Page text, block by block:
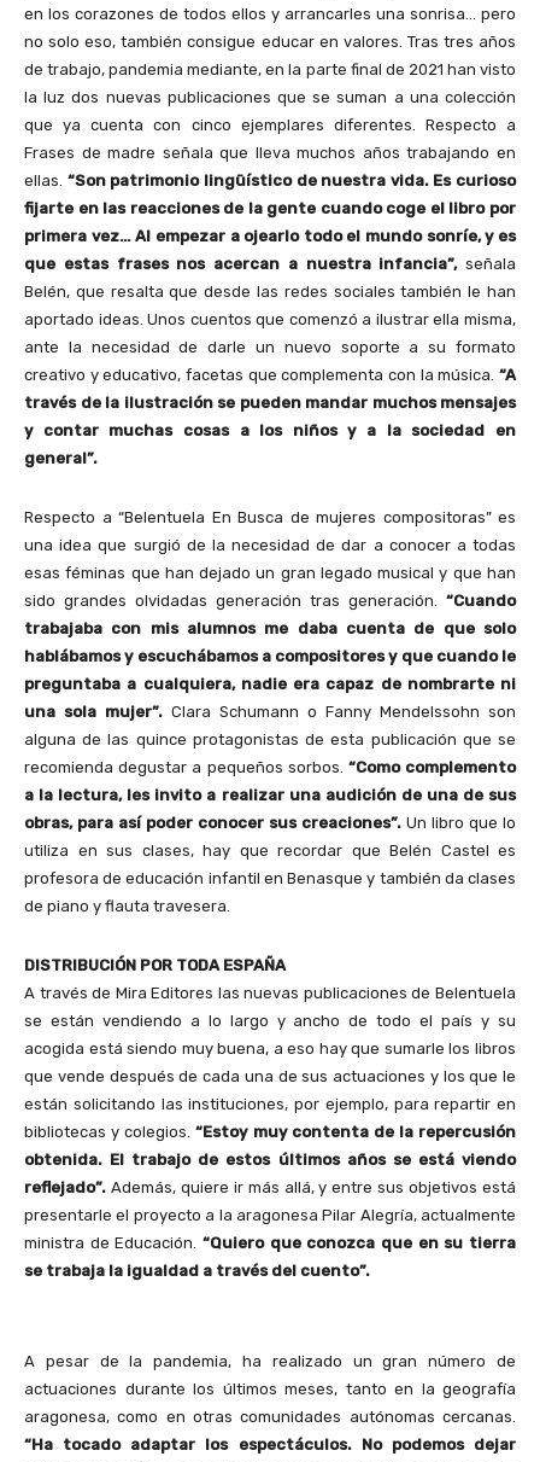
en los corazones de todos ellos y arrancarles una sonrisa… pero
no solo eso, también consigue educar en valores. Tras tres años
de trabajo, pandemia mediante, en la parte final de 2021 han visto
la luz dos nuevas publicaciones que se suman a una colección
que ya cuenta con cinco ejemplares diferentes. Respecto a
Frases de madre señala que lleva muchos años trabajando en
ellas. “Son patrimonio lingüístico de nuestra vida. Es curioso
fijarte en las reacciones de la gente cuando coge el libro por
primera vez… Al empezar a ojearlo todo el mundo sonríe, y es
que estas frases nos acercan a nuestra infancia”,señala
Belén, que resalta que desde las redes sociales también le han
aportado ideas. Unos cuentos que comenzó a ilustrar ella misma,
ante la necesidad de darle un nuevo soporte a su formato
creativo y educativo, facetas que complementa con la música. “A
través de la ilustración se pueden mandar muchos mensajes
y contar muchas cosas a los niños y a la sociedad en
general”.
Respecto a “Belentuela En Busca de mujeres compositoras” es
una idea que surgió de la necesidad de dar a conocer a todas
esas féminas que han dejado un gran legado musical y que han
sido grandes olvidadas generación tras generación. “Cuando
trabajaba con mis alumnos me daba cuenta de que solo
hablábamos y escuchábamos a compositores y que cuando le
preguntaba a cualquiera, nadie era capaz de nombrarte ni
una sola mujer”. Clara Schumann o Fanny Mendelssohn son
alguna de las quince protagonistas de esta publicación que se
recomienda degustar a pequeños sorbos. “Como complemento
a la lectura, les invito a realizar una audición de una de sus
obras, para así poder conocer sus creaciones”. Un libro que lo
utiliza en sus clases, hay que recordar que Belén Castel es
profesora de educación infantil en Benasque y también da clases
de piano y flauta travesera.
DISTRIBUCIÓN POR TODA ESPAÑA
A través de Mira Editores las nuevas publicaciones de Belentuela
se están vendiendo a lo largo y ancho de todo el país y su
acogida está siendo muy buena, a eso hay que sumarle los libros
que vende después de cada una de sus actuaciones y los que le
están solicitando las instituciones, por ejemplo, para repartir en
bibliotecas y colegios.“Estoy muy contenta de la repercusión
obtenida. El trabajo de estos últimos años se está viendo
reflejado”. Además, quiere ir más allá, y entre sus objetivos está
presentarle el proyecto a la aragonesa Pilar Alegría, actualmente
ministra de Educación. “Quiero que conozca que en su tierra
se trabaja la igualdad a través del cuento”.
A pesar de la pandemia, ha realizado un gran número de
actuaciones durante los últimos meses, tanto en la geografía
aragonesa, como en otras comunidades autónomas cercanas.
“Ha tocado adaptar los espectáculos. No podemos dejar